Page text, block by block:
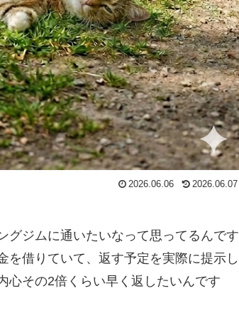
2026.06.06 2026.06.07
グジムに通いたいなって思ってるんです
を借りていて、返す予定を実際に提示し
心その2倍くらい早く返したいんです